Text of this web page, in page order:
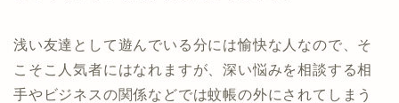
浅い友達として遊んでいる分には愉快な人なので、そ
こそこ人気者にはなれますが、深い悩みを相談する相
手やビジネスの関係などでは蚊帳の外にされてしまう